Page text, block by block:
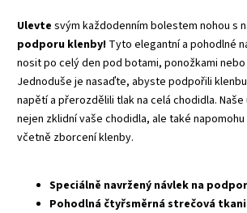
Ulevte svým každodenním bolestem nohou s
podporu klenby! Tyto elegantní a pohodlné
nosit po celý den pod botami, ponožkami
Jednoduše je nasaďte, abyste podpořili
napětí a přerozdělili tlak na celá chodidla.
nejen zklidní vaše chodidla, ale také
včetně zborcení klenby.
Speciálně navržený návlek na
Pohodlná čtyřsměrná strečová